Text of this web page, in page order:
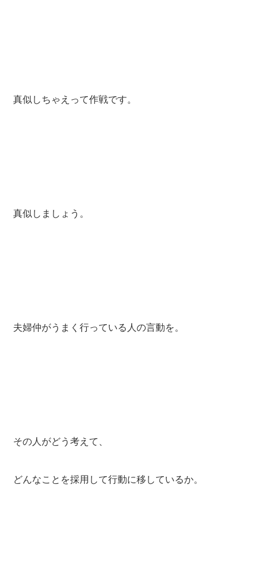
真似しちゃえって作戦です。
真似しましょう。
夫婦仲がうまく行っている人の言動を。
その人がどう考えて、
どんなことを採用して行動に移しているか。